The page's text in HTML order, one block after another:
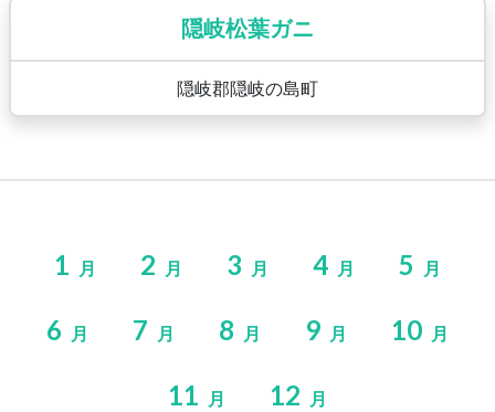
隠岐松葉ガニ
隠岐郡隠岐の島町
1 月 2 月 3 月 4 月 5 月
6 月 7 月 8 月 9 月 10 月
11 月 12 月